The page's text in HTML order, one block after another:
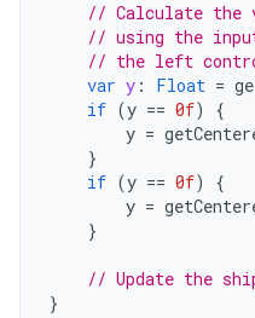
// Calculate the
// using the
// the left
var y : Float =
if (y == 0f)
{
y =
}
if (y == 0f)
{
y =
}
// Update the
}